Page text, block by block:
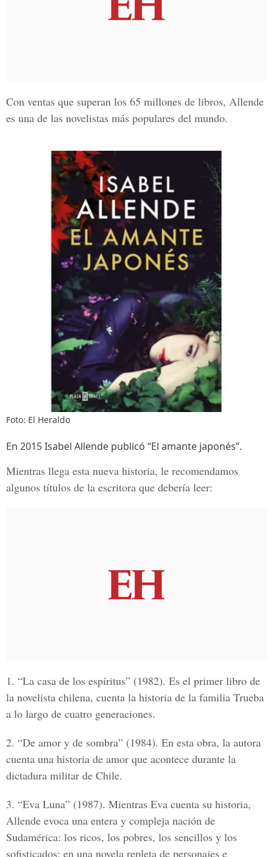
Con ventas que superan los 65 millones de libros, Allende
es una de las novelistas más populares del mundo.
Foto: El Heraldo
En 2015 Isabel Allende publicó “El amante japonés”.
Mientras llega esta nueva historia, le recomendamos
algunos títulos de la escritora que debería leer:
1. “La casa de los espíritus” (1982). Es el primer libro de
la novelista chilena, cuenta la historia de la familia Trueba
a lo largo de cuatro generaciones.
2. “De amor y de sombra” (1984). En esta obra, la autora
cuenta una historia de amor que acontece durante la
dictadura militar de Chile.
3. “Eva Luna” (1987). Mientras Eva cuenta su historia,
Allende evoca una entera y compleja nación de
Sudamérica: los ricos, los pobres, los sencillos y los
sofisticados; en una novela repleta de personajes e